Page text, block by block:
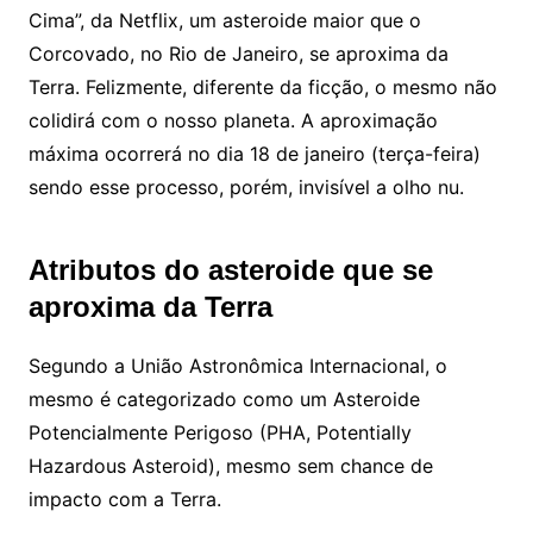
Cima”, da Netflix, um asteroide maior que o
Corcovado, no Rio de Janeiro, se aproxima da
Terra. Felizmente, diferente da ficção, o mesmo não
colidirá com o nosso planeta. A aproximação
máxima ocorrerá no dia 18 de janeiro (terça-feira)
sendo esse processo, porém, invisível a olho nu.
Atributos do asteroide que se
aproxima da Terra
Segundo a União Astronômica Internacional, o
mesmo é categorizado como um Asteroide
Potencialmente Perigoso (PHA, Potentially
Hazardous Asteroid), mesmo sem chance de
impacto com a Terra.